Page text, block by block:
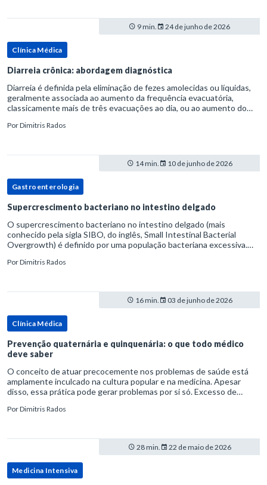
9 min. 24 de junho de 2026
Clínica Médica
Diarreia crônica: abordagem diagnóstica
Diarreia é definida pela eliminação de fezes amolecidas ou líquidas,
geralmente associada ao aumento da frequência evacuatória,
classicamente mais de três evacuações ao dia, ou ao aumento do
PorDimitris Rados
14 min. 10 de junho de 2026
Gastroenterologia
Supercrescimento bacteriano no intestino delgado
O supercrescimento bacteriano no intestino delgado (mais
conhecido pela sigla SIBO, do inglês, Small Intestinal Bacterial
Overgrowth) é definido por uma população bacteriana excessiva.
PorDimitris Rados
16 min. 03 de junho de 2026
Clínica Médica
Prevenção quaternária e quinquenária: o que todo médico
deve saber
O conceito de atuar precocemente nos problemas de saúde está
amplamente inculcado na cultura popular e na medicina. Apesar
disso, essa prática pode gerar problemas por si só. Excesso de
PorDimitris Rados
28 min. 22 de maio de 2026
Medicina Intensiva